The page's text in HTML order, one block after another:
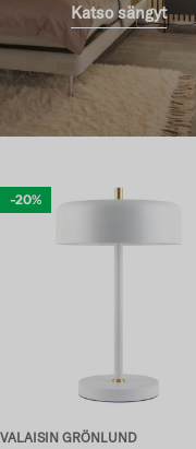
Katso sängyt
-20%
VALAISIN GRÖNLUND